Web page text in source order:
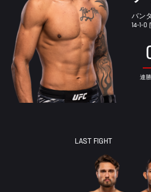
バン
14-1-0
連
LAST FIGHT